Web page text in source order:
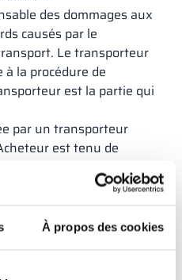
À propos des cookies
des dommages aux
causés par le
Le transporteur
la procédure de
est la partie qui
par un transporteur
est tenu de
quantitative et
et, en cas de
(déclaration de sinistre)